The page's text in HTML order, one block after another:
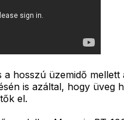
hosszú üzemidő
is azáltal, hogy üveg
el.